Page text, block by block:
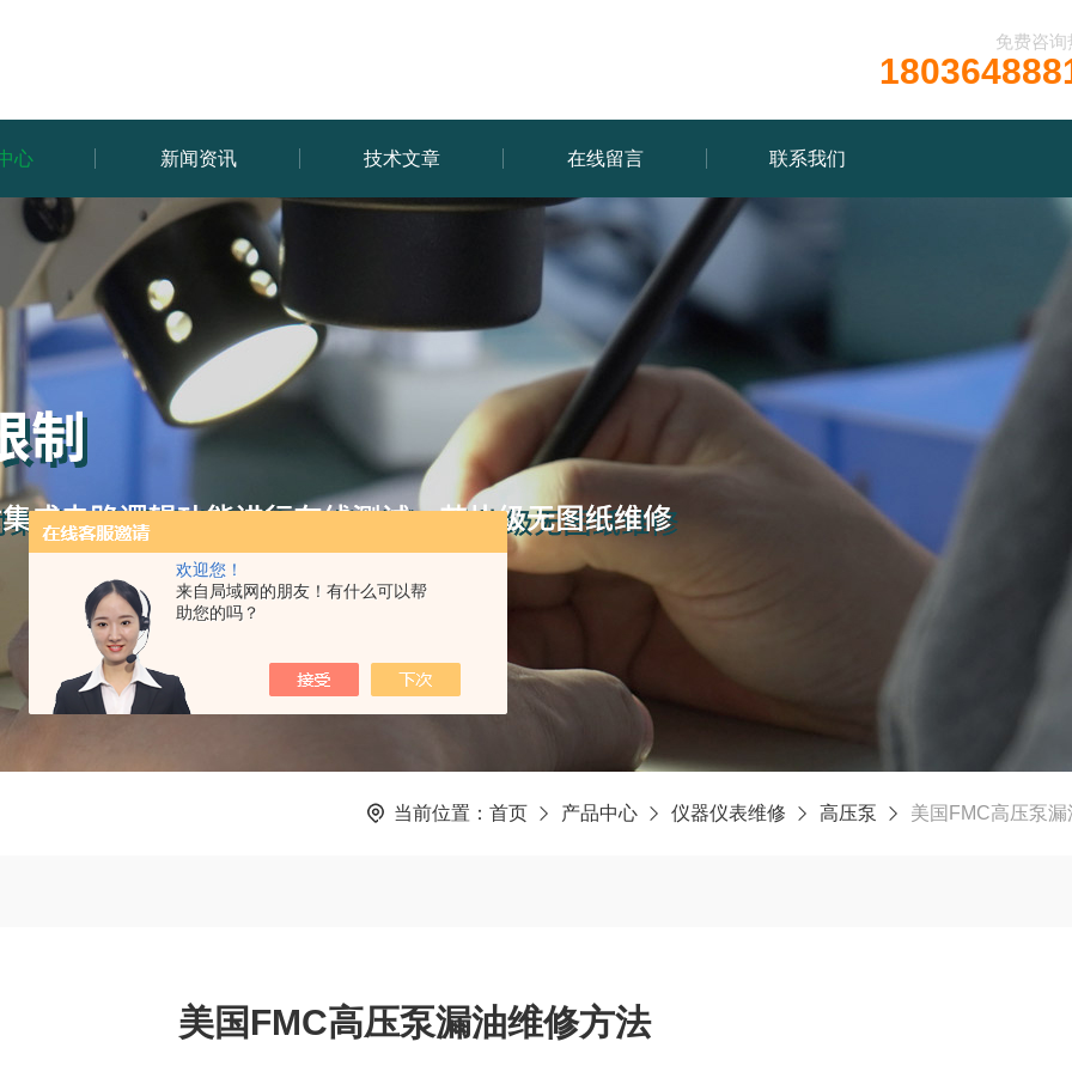
欢迎您！
来自局域网的朋友！有什么可以帮
助您的吗？
免费咨询
心 新闻资讯 技术文章 在线留言 联系我们
当前位置： 首页 产品中心 仪器仪表维修 高压泵 美国FMC高压泵
美国FMC高压泵漏油维修方法